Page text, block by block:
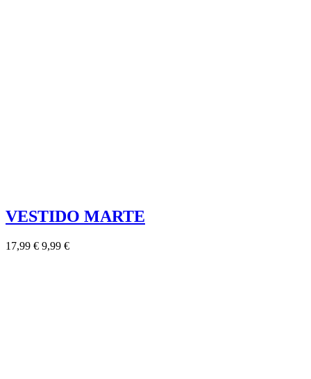
VESTIDO MARTE
17,99 € 9,99 €